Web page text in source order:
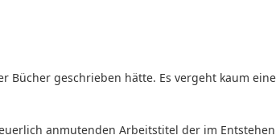
Bücher geschrieben hätte. Es vergeht kaum eine
anmutenden Arbeitstitel der im Entstehen